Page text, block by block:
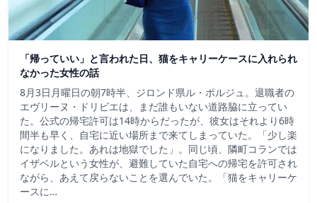
「帰っていい」と言われた日、猫をキャリーケースに入れられ
なかった女性の話
8月3日月曜日の朝7時半、ジロンド県ル・ポルジュ。退職者の
エヴリーヌ・ドリビエは、まだ誰もいない道路脇に立ってい
た。公式の帰宅許可は14時からだったが、彼女はそれより6時
間半も早く、自宅に近い場所まで来てしまっていた。「少し楽
になりました。あれは地獄でした」。同じ頃、隣町コランでは
イザベルという女性が、避難していた自宅への帰宅を許可され
ながら、あえて戻らないことを選んでいた。「猫をキャリーケ
ースに…